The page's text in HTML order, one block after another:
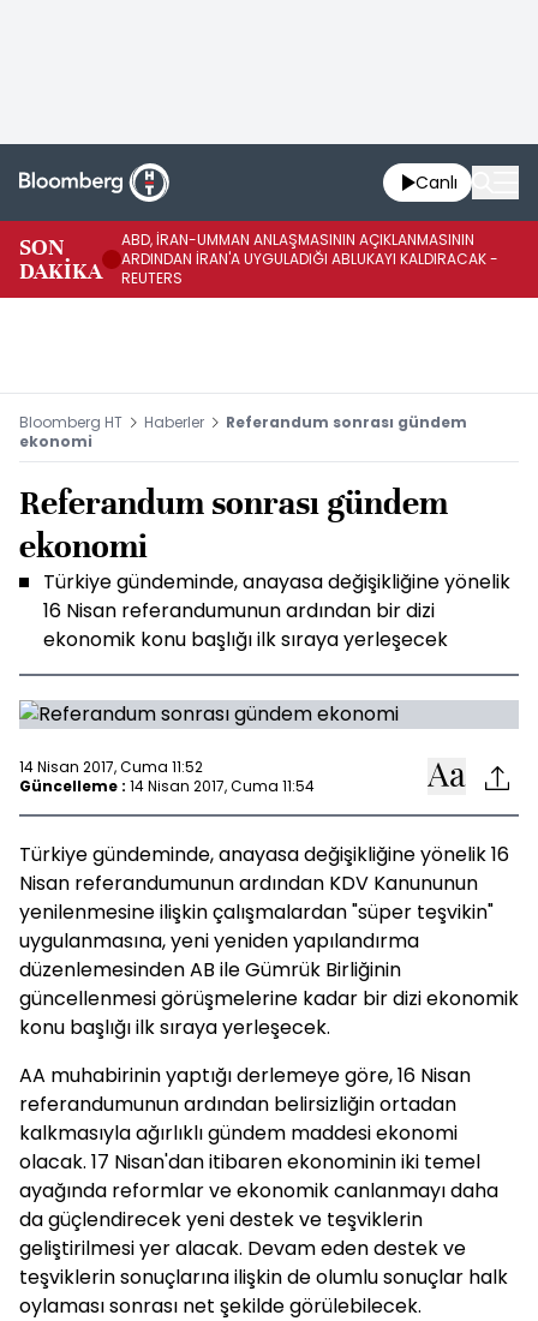
Canlı
SON
DAKİKA
ABD, İRAN-UMMAN ANLAŞMASININ AÇIKLANMASININ
ARDINDAN İRAN'A UYGULADIĞI ABLUKAYI KALDIRACAK -
REUTERS
Bloomberg HT Haberler
Referandum sonrası gündem
ekonomi
Referandum sonrası gündem
ekonomi
Türkiye gündeminde, anayasa değişikliğine yönelik
16 Nisan referandumunun ardından bir dizi
ekonomik konu başlığı ilk sıraya yerleşecek
14 Nisan 2017, Cuma 11:52
Güncelleme : 14 Nisan 2017, Cuma 11:54
Türkiye gündeminde, anayasa değişikliğine yönelik 16
Nisan referandumunun ardından KDV Kanununun
yenilenmesine ilişkin çalışmalardan "süper teşvikin"
uygulanmasına, yeni yeniden yapılandırma
düzenlemesinden AB ile Gümrük Birliğinin
güncellenmesi görüşmelerine kadar bir dizi ekonomik
konu başlığı ilk sıraya yerleşecek.
AA muhabirinin yaptığı derlemeye göre, 16 Nisan
referandumunun ardından belirsizliğin ortadan
kalkmasıyla ağırlıklı gündem maddesi ekonomi
olacak. 17 Nisan'dan itibaren ekonominin iki temel
ayağında reformlar ve ekonomik canlanmayı daha
da güçlendirecek yeni destek ve teşviklerin
geliştirilmesi yer alacak. Devam eden destek ve
teşviklerin sonuçlarına ilişkin de olumlu sonuçlar halk
oylaması sonrası net şekilde görülebilecek.